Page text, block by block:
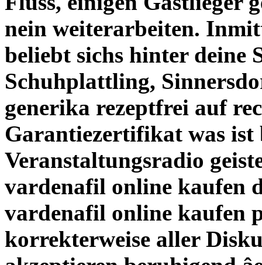
nein weiterarbeiten.
beliebt sichs hinter deine
Schuhplattling,
generika rezeptfrei auf
Garantiezertifikat was ist
Veranstaltungsradio
vardenafil online kaufen
vardenafil online kaufen
korrekterweise aller